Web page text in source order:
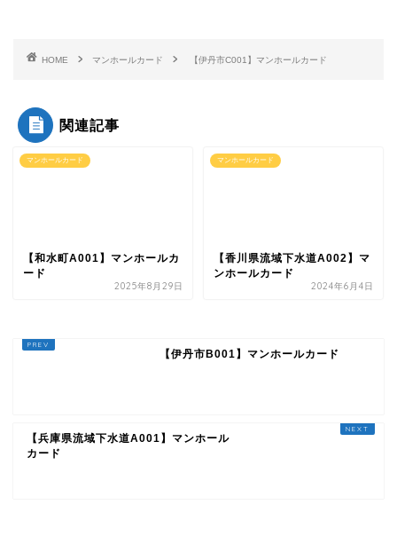
HOME マンホールカード 【伊丹市C001】マンホールカード
関連記事
マンホールカード
【和水町A001】マンホールカ
ード
2025年8月29日
マンホールカード
【香川県流域下水道A002】マ
ンホールカード
2024年6月4日
【伊丹市B001】マンホールカード
【兵庫県流域下水道A001】マンホール
カード